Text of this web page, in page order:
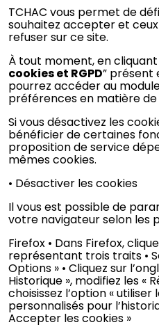
TCHAC vous permet de
souhaitez accepter et
refuser sur ce site.
À tout moment, en cliquant
cookies et RGPD” présent
pourrez accéder au
préférences en matière de
Si vous désactivez les
bénéficier de certaines
proposition de service
mêmes cookies.
• Désactiver les cookies
Il vous est possible de
votre navigateur selon les
Firefox • Dans Firefox,
représentant trois traits •
Options » • Cliquez sur
Historique », modifiez les «
choisissez l’option «
personnalisés pour
Accepter les cookies »